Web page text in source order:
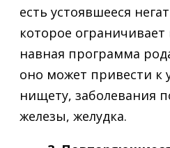
есть устоявшееся
которое
навная программа
оно может привести к
нищету, заболевания
железы, желудка.